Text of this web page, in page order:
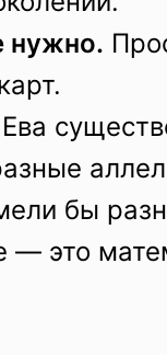
нужно.
бы
— это